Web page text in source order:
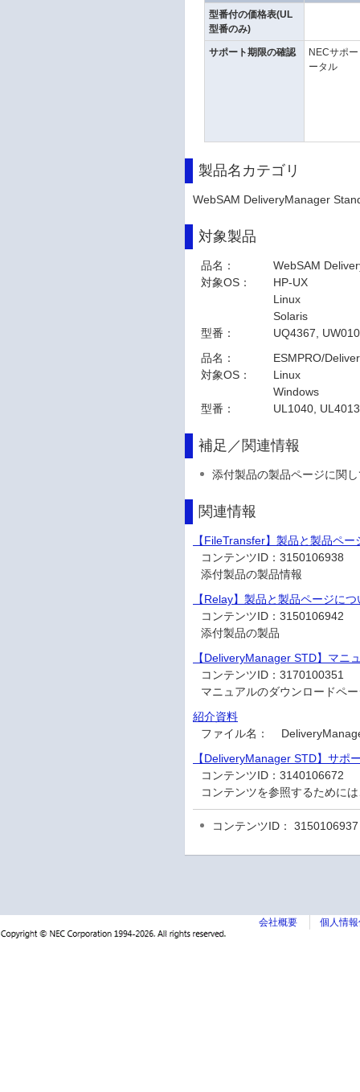
型番付の価格表(UL
型番のみ)
サポート期限の確認
NECサポ
ータル
製品名カテゴリ
WebSAM DeliveryManager
対象製品
品名：
WebSAM
対象OS：
HP-UX
Linux
Solaris
型番：
UQ4367,
品名：
ESMPRO/
対象OS：
Linux
Windows
型番：
UL1040,
補足／関連情報
添付製品の製品ページに関
関連情報
【FileTransfer】製品と製品ペー
コンテンツID：3150106938
添付製品の製品情報
【Relay】製品と製品ページにつ
コンテンツID：3150106942
添付製品の製品
【DeliveryManager STD】マニ
コンテンツID：3170100351
マニュアルのダウンロードペ
紹介資料
ファイル名：
【DeliveryManager STD】サポ
コンテンツID：3140106672
コンテンツを参照するために
コンテンツID： 3150106937
会社概要 個人情